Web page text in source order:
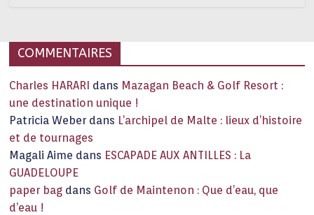
COMMENTAIRES
Charles HARARI dans Mazagan Beach & Golf Resort :
une destination unique !
Patricia Weber dans L’archipel de Malte : lieux d’histoire
et de tournages
Magali Aime dans ESCAPADE AUX ANTILLES : La
GUADELOUPE
paper bag dans Golf de Maintenon : Que d’eau, que
d’eau !